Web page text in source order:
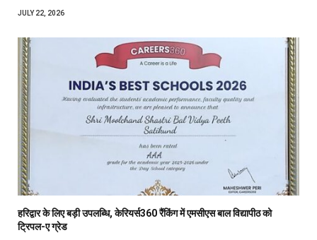
JULY 22, 2026
हरिद्वार के लिए बड़ी उपलब्धि, केरियर्स360 रैंकिंग में एमसीएस बाल विद्यापीठ को
ट्रिपल-ए ग्रेड